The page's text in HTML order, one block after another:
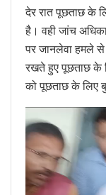
देर रात पूछताछ के
है। वही जांच
पर जानलेवा हमले
रखते हुए पूछताछ के
को पूछताछ के लिए
Player